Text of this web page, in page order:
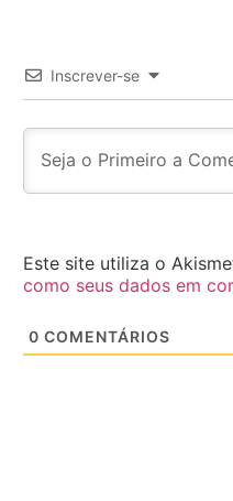
Inscrever-se
Este site utiliza o
como seus dados em
0 COMENTÁRIOS